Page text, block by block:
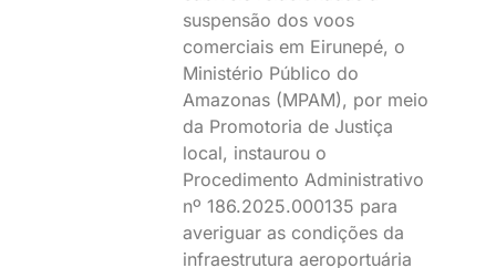
suspensão dos voos
comerciais em Eirunepé, o
Ministério Público do
Amazonas (MPAM), por meio
da Promotoria de Justiça
local, instaurou o
Procedimento Administrativo
nº 186.2025.000135 para
averiguar as condições da
infraestrutura aeroportuária